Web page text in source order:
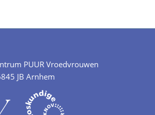
PUUR Vroedvrouwen
JB Arnhem